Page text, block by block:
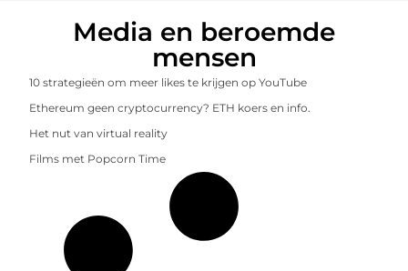
Media en beroemde
mensen
10 strategieën om meer likes te krijgen op YouTube
Ethereum geen cryptocurrency? ETH koers en info.
Het nut van virtual reality
Films met Popcorn Time